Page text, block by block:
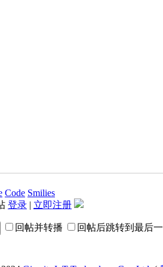
Code Smilies
登录 | 立即注册
回帖并转播 回帖后跳转到最后